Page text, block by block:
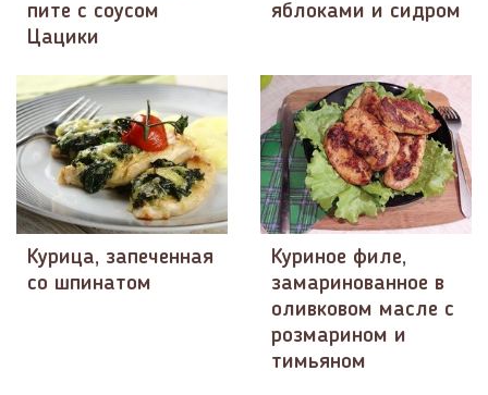
пите с соусом
Цацики
яблоками и сидром
Курица, запеченная
со шпинатом
Куриное филе,
замаринованное в
оливковом масле с
розмарином и
тимьяном